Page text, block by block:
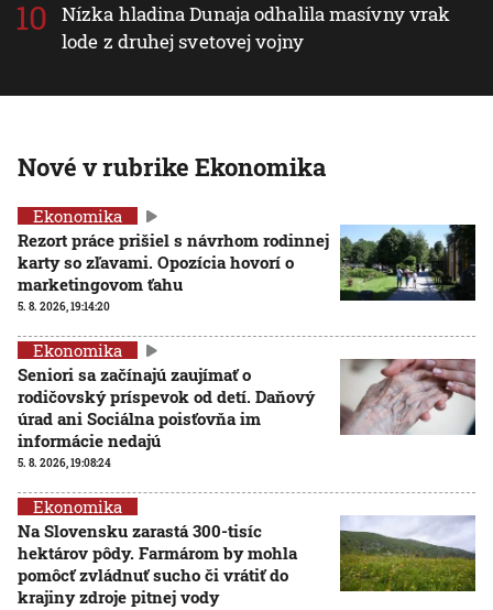
Nízka hladina Dunaja odhalila masívny vrak
lode z druhej svetovej vojny
Nové v rubrike Ekonomika
Ekonomika
Rezort práce prišiel s návrhom rodinnej
karty so zľavami. Opozícia hovorí o
marketingovom ťahu
5. 8. 2026, 19:14:20
Ekonomika
Seniori sa začínajú zaujímať o
rodičovský príspevok od detí. Daňový
úrad ani Sociálna poisťovňa im
informácie nedajú
5. 8. 2026, 19:08:24
Ekonomika
Na Slovensku zarastá 300-tisíc
hektárov pôdy. Farmárom by mohla
pomôcť zvládnuť sucho či vrátiť do
krajiny zdroje pitnej vody